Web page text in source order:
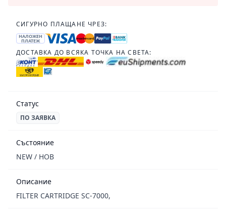
СИГУРНО ПЛАЩАНЕ ЧРЕЗ:
НАЛОЖЕН
ПЛАТЕЖ
ДОСТАВКА ДО ВСЯКА ТОЧКА НА СВЕТА:
Статус
ПО ЗАЯВКА
Състояние
NEW / НОВ
Описание
FILTER CARTRIDGE SC-7000,